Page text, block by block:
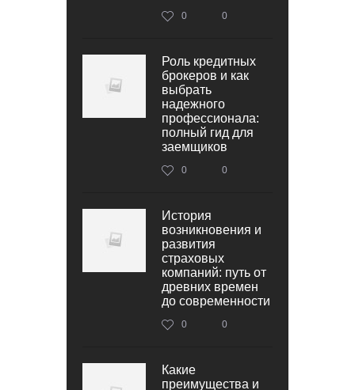
0 0
Роль кредитных
брокеров и как
выбрать
надежного
профессионала:
полный гид для
заемщиков
0 0
История
возникновения и
развития
страховых
компаний: путь от
древних времен
до современности
0 0
Какие
преимущества и